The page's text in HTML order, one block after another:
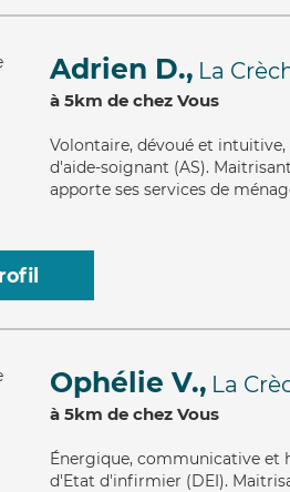
Adrien D., La
à 5km de chez Vous
Volontaire, dévoué et intuitive,
d'aide-soignant (AS).
apporte ses services de
Ophélie V., La
à 5km de chez Vous
Énergique, communicative et
d'Etat d'infirmier (DEI).